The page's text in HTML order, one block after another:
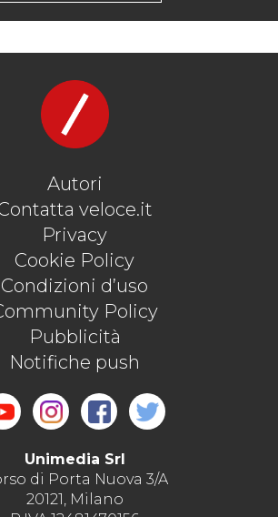
Autori
veloce.it
Privacy
Cookie Policy
Condizioni d’uso
Policy
Pubblicità
Notifiche push
Unimedia Srl
di Porta Nuova 3/A
20121, Milano